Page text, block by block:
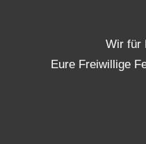
Wir für
Eure Freiwillige